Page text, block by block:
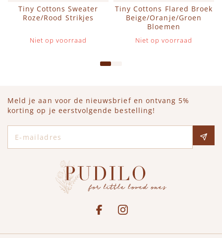
Tiny Cottons Sweater
Roze/Rood Strikjes
Niet op voorraad
Tiny Cottons Flared Broek
Beige/Oranje/Groen
Bloemen
Niet op voorraad
Meld je aan voor de nieuwsbrief en ontvang 5%
korting op je eerstvolgende bestelling!
See our FacebookBekijk onze Instagram pagina